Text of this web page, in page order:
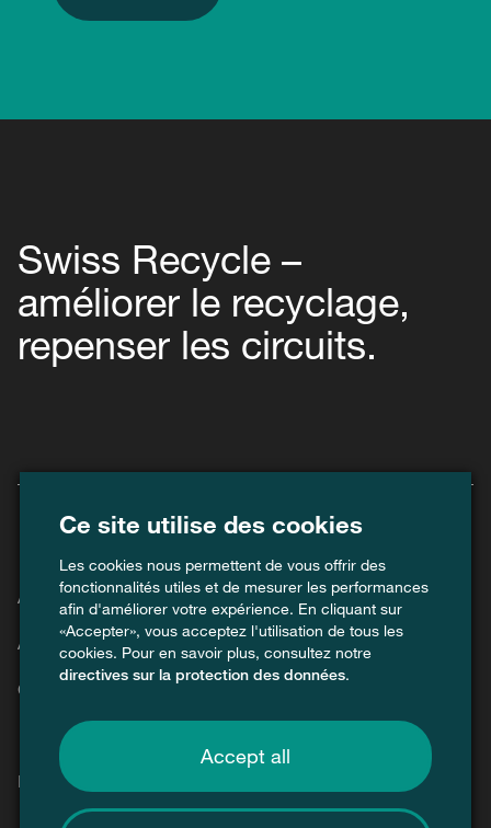
Swiss Recycle –
améliorer le recyclage,
repenser les circuits.
Agenda
Actuel
Contact
Médias
Ce site utilise des cookies
Les cookies nous permettent de vous offrir des
fonctionnalités utiles et de mesurer les performances
afin d'améliorer votre expérience. En cliquant sur
«Accepter», vous acceptez l'utilisation de tous les
cookies. Pour en savoir plus, consultez notre
directives sur la protection des données.
Accept all